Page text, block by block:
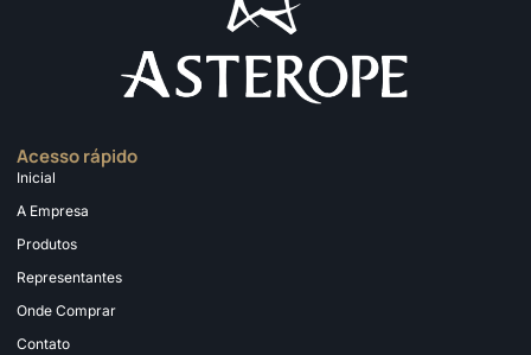
Acesso rápido
Inicial
A Empresa
Produtos
Representantes
Onde Comprar
Contato